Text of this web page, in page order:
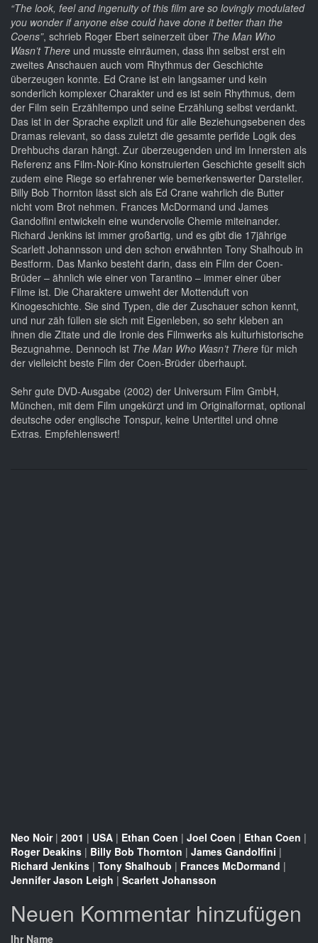
“The look, feel and ingenuity of this film are so lovingly modulated
you wonder if anyone else could have done it better than the
Coens”, schrieb Roger Ebert seinerzeit über The Man Who
Wasn’t There und musste einräumen, dass ihn selbst erst ein
zweites Anschauen auch vom Rhythmus der Geschichte
überzeugen konnte. Ed Crane ist ein langsamer und kein
sonderlich komplexer Charakter und es ist sein Rhythmus, dem
der Film sein Erzähltempo und seine Erzählung selbst verdankt.
Das ist in der Sprache explizit und für alle Beziehungsebenen des
Dramas relevant, so dass zuletzt die gesamte perfide Logik des
Drehbuchs daran hängt. Zur überzeugenden und im Innersten als
Referenz ans Film-Noir-Kino konstruierten Geschichte gesellt sich
zudem eine Riege so erfahrener wie bemerkenswerter Darsteller.
Billy Bob Thornton lässt sich als Ed Crane wahrlich die Butter
nicht vom Brot nehmen. Frances McDormand und James
Gandolfini entwickeln eine wundervolle Chemie miteinander.
Richard Jenkins ist immer großartig, und es gibt die 17jährige
Scarlett Johannsson und den schon erwähnten Tony Shalhoub in
Bestform. Das Manko besteht darin, dass ein Film der Coen-
Brüder – ähnlich wie einer von Tarantino – immer einer über
Filme ist. Die Charaktere umweht der Mottenduft von
Kinogeschichte. Sie sind Typen, die der Zuschauer schon kennt,
und nur zäh füllen sie sich mit Eigenleben, so sehr kleben an
ihnen die Zitate und die Ironie des Filmwerks als kulturhistorische
Bezugnahme. Dennoch ist The Man Who Wasn’t There für mich
der vielleicht beste Film der Coen-Brüder überhaupt.
Sehr gute DVD-Ausgabe (2002) der Universum Film GmbH,
München, mit dem Film ungekürzt und im Originalformat, optional
deutsche oder englische Tonspur, keine Untertitel und ohne
Extras. Empfehlenswert!
Neo Noir| 2001 | USA | Ethan Coen | Joel Coen | Ethan Coen |
Roger Deakins | Billy Bob Thornton | James Gandolfini |
Richard Jenkins | Tony Shalhoub | Frances McDormand |
Jennifer Jason Leigh | Scarlett Johansson
Neuen Kommentar hinzufügen
Ihr Name